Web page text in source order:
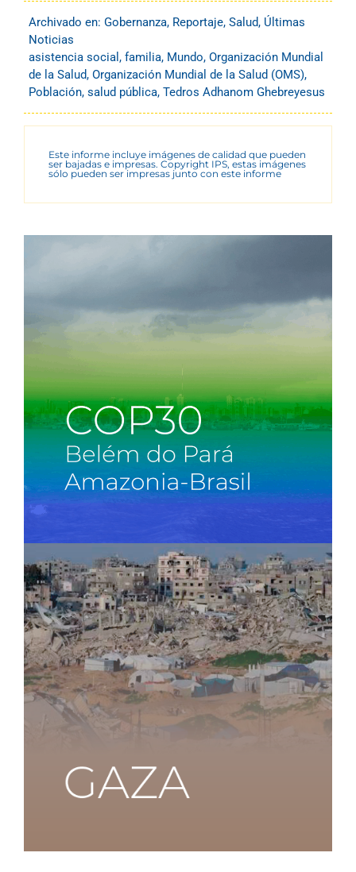
Archivado en: Gobernanza, Reportaje, Salud, Últimas
Noticias
asistencia social , familia, Mundo, Organización Mundial
de la Salud, Organización Mundial de la Salud (OMS),
Población, salud pública, Tedros Adhanom Ghebreyesus
Este informe incluye imágenes de calidad que pueden
ser bajadas e impresas. Copyright IPS, estas imágenes
sólo pueden ser impresas junto con este informe